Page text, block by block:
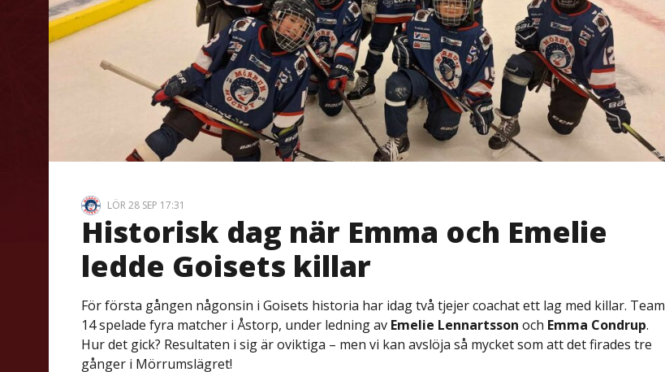
LÖR 28 SEP 17:31
Historisk dag när Emma och Emelie
ledde Goisets killar
För första gången någonsin i Goisets historia har idag två tjejer coachat ett lag med killar. Team
14 spelade fyra matcher i Åstorp, under ledning av Emelie Lennartsson och Emma Condrup.
Hur det gick? Resultaten i sig är oviktiga – men vi kan avslöja så mycket som att det firades tre
gånger i Mörrumslägret!